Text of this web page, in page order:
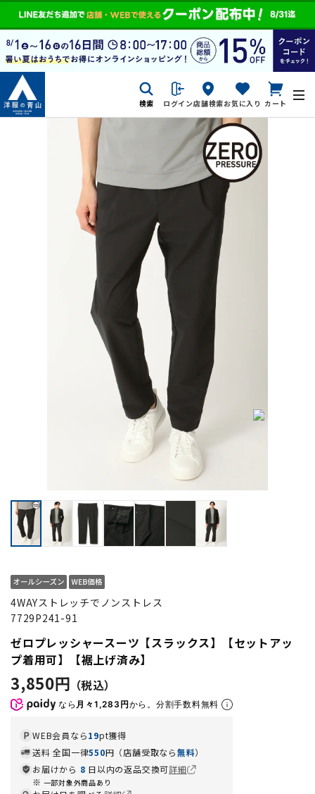
検索 ログイン店舗検索お気に入り カート
4WAYストレッチでノンストレス
7729P241-91
ゼロプレッシャースーツ【スラックス】【セットアッ
プ着用可】【裾上げ済み】
3,850円
なら 月々1,283円から。分割手数料無料
WEB会員なら19pt獲得
送料 全国一律550円（店舗受取なら無料）
お届けから 8 日以内の返品交換可詳細
一部対象外商品あり